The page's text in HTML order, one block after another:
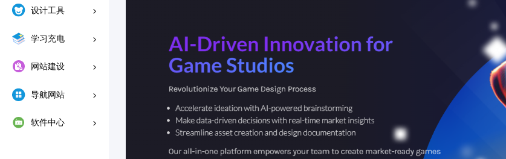
设计工具
学习充电
网站建设
导航网站
软件中心